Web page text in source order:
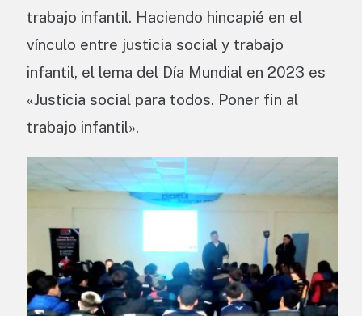
trabajo infantil. Haciendo hincapié en el
vínculo entre justicia social y trabajo
infantil, el lema del Día Mundial en 2023 es
«Justicia social para todos. Poner fin al
trabajo infantil».